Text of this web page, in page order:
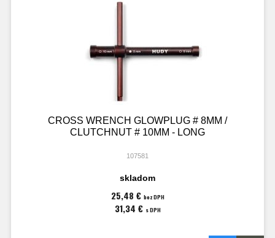
CROSS WRENCH GLOWPLUG # 8MM /
CLUTCHNUT # 10MM - LONG
107581
skladom
25,48 € bez DPH
31,34 € s DPH